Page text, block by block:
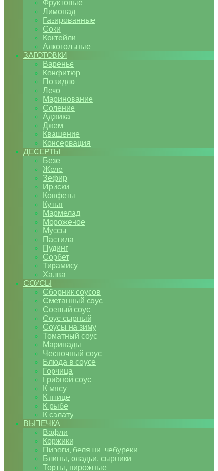
Фруктовые
Лимонад
Газированные
Соки
Коктейли
Алкогольные
ЗАГОТОВКИ
Варенье
Конфитюр
Повидло
Лечо
Маринование
Соление
Аджика
Джем
Квашение
Консервация
ДЕСЕРТЫ
Безе
Желе
Зефир
Ириски
Конфеты
Кутья
Мармелад
Мороженое
Муссы
Пастила
Пудинг
Сорбет
Тирамису
Халва
СОУСЫ
Сборник соусов
Сметанный соус
Соевый соус
Соус сырный
Соусы на зиму
Томатный соус
Маринады
Чесночный соус
Блюда в соусе
Горчица
Грибной соус
К мясу
К птице
К рыбе
К салату
ВЫПЕЧКА
Вафли
Коржики
Пироги, беляши, чебуреки
Блины, оладьи, сырники
Торты, пирожные